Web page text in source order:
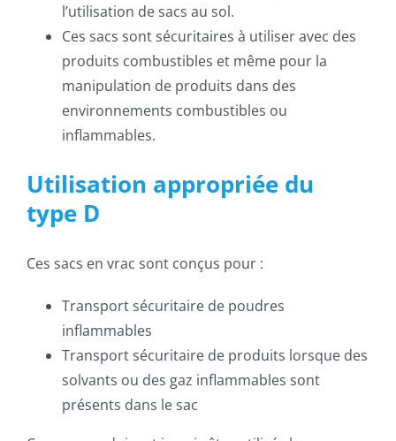
l’utilisation de sacs au sol.
Ces sacs sont sécuritaires à utiliser avec des
produits combustibles et même pour la
manipulation de produits dans des
environnements combustibles ou
inflammables.
Utilisation appropriée du
type D
Ces sacs en vrac sont conçus pour :
Transport sécuritaire de poudres
inflammables
Transport sécuritaire de produits lorsque des
solvants ou des gaz inflammables sont
présents dans le sac